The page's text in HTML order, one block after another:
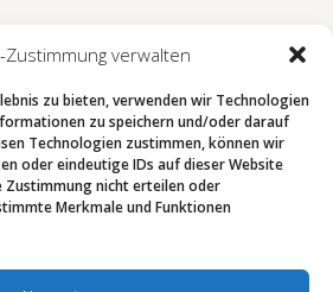
Zustimmung verwalten
zu bieten, verwenden wir Technologien
zu speichern und/oder darauf
Technologien zustimmen, können wir
oder eindeutige IDs auf dieser Website
Zustimmung nicht erteilen oder
Merkmale und Funktionen